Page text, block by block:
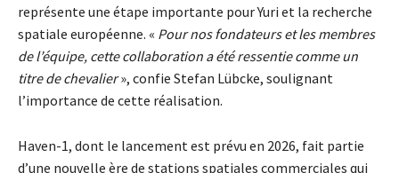
représente une étape importante pour Yuri et la recherche
spatiale européenne. « Pour nos fondateurs et les membres
de l’équipe, cette collaboration a été ressentie comme un
titre de chevalier», confie Stefan Lübcke, soulignant
l’importance de cette réalisation.
Haven-1, dont le lancement est prévu en 2026, fait partie
d’une nouvelle ère de stations spatiales commerciales qui